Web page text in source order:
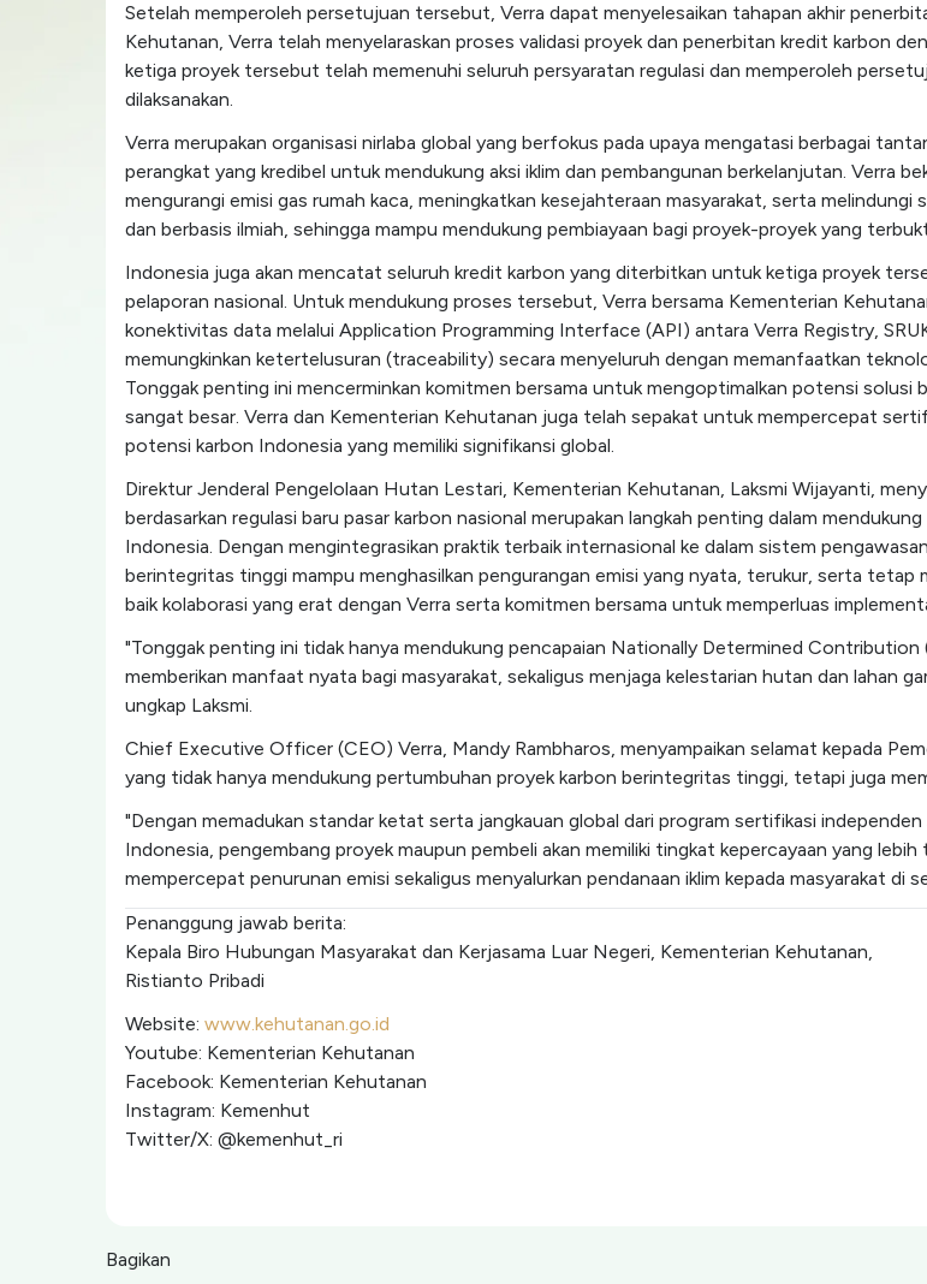
Setelah memperoleh persetujuan tersebut, Verra dapat menyelesaikan tahapan akhir
Kehutanan, Verra telah menyelaraskan proses validasi proyek dan penerbitan kredit karbon
ketiga proyek tersebut telah memenuhi seluruh persyaratan regulasi dan memperoleh
dilaksanakan.
Verra merupakan organisasi nirlaba global yang berfokus pada upaya mengatasi berbagai
perangkat yang kredibel untuk mendukung aksi iklim dan pembangunan berkelanjutan. Verra
mengurangi emisi gas rumah kaca, meningkatkan kesejahteraan masyarakat, serta melindungi
dan berbasis ilmiah, sehingga mampu mendukung pembiayaan bagi proyek-proyek yang
Indonesia juga akan mencatat seluruh kredit karbon yang diterbitkan untuk ketiga proyek
pelaporan nasional. Untuk mendukung proses tersebut, Verra bersama Kementerian
konektivitas data melalui Application Programming Interface (API) antara Verra Registry,
memungkinkan ketertelusuran (traceability) secara menyeluruh dengan memanfaatkan
Tonggak penting ini mencerminkan komitmen bersama untuk mengoptimalkan potensi
sangat besar. Verra dan Kementerian Kehutanan juga telah sepakat untuk mempercepat
potensi karbon Indonesia yang memiliki signifikansi global.
Direktur Jenderal Pengelolaan Hutan Lestari, Kementerian Kehutanan, Laksmi Wijayanti,
berdasarkan regulasi baru pasar karbon nasional merupakan langkah penting dalam
Indonesia. Dengan mengintegrasikan praktik terbaik internasional ke dalam sistem
berintegritas tinggi mampu menghasilkan pengurangan emisi yang nyata, terukur, serta tetap
baik kolaborasi yang erat dengan Verra serta komitmen bersama untuk memperluas
"Tonggak penting ini tidak hanya mendukung pencapaian Nationally Determined
memberikan manfaat nyata bagi masyarakat, sekaligus menjaga kelestarian hutan dan lahan
ungkap Laksmi.
Chief Executive Officer (CEO) Verra, Mandy Rambharos, menyampaikan selamat kepada
yang tidak hanya mendukung pertumbuhan proyek karbon berintegritas tinggi, tetapi juga
"Dengan memadukan standar ketat serta jangkauan global dari program sertifikasi
Indonesia, pengembang proyek maupun pembeli akan memiliki tingkat kepercayaan yang lebih
mempercepat penurunan emisi sekaligus menyalurkan pendanaan iklim kepada masyarakat di
Penanggung jawab berita:
Kepala Biro Hubungan Masyarakat dan Kerjasama Luar Negeri, Kementerian Kehutanan,
Ristianto Pribadi
Website: www.kehutanan.go.id
Youtube: Kementerian Kehutanan
Facebook: Kementerian Kehutanan
Instagram: Kemenhut
Twitter/X: @kemenhut_ri
Bagikan